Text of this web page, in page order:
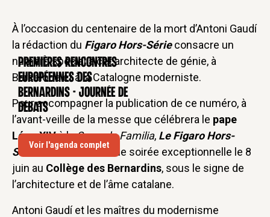
CONFÉRENCE
Premières rencontres
européennes des
Bernardins - Journée de
débats
Voir l'agenda complet
À l’occasion du centenaire de la mort d’Antoni Gaudí
la rédaction du Figaro Hors-Sérieconsacre un
numéro spécial à cet architecte de génie, à
Barcelone et à la Catalogne moderniste.
Pour accompagner la publication de ce numéro, à
l’avant-veille de la messe que célébrera le pape
Léon XIVà laSagrada Familia, Le Figaro Hors-
Sérievous convie à une soirée exceptionnelle le 8
juin au Collège des Bernardins, sous le signe de
l’architecture et de l’âme catalane.
Antoni Gaudí et les maîtres du modernisme